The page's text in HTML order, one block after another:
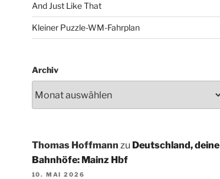
And Just Like That
Kleiner Puzzle-WM-Fahrplan
Archiv
Thomas Hoffmann zu Deutschland, deine
Bahnhöfe: Mainz Hbf
10. MAI 2026